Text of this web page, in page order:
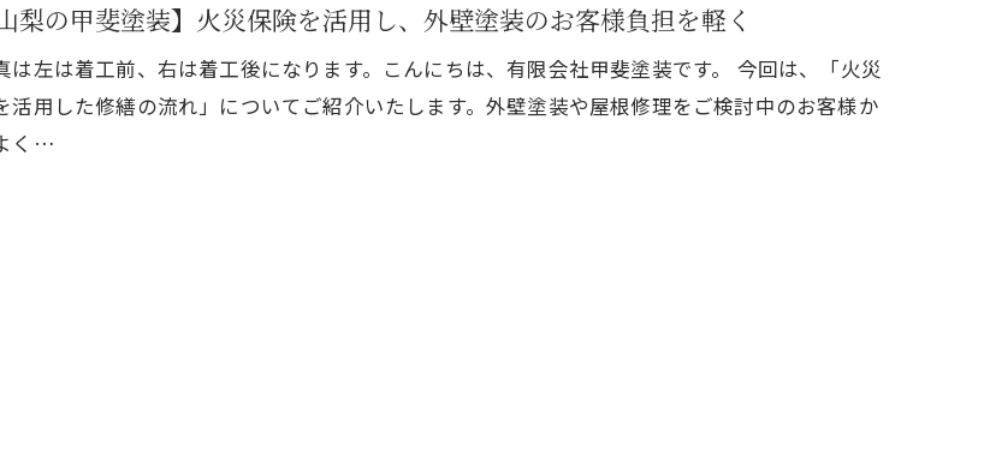
山梨の甲斐塗装】火災保険を活用し、外壁塗装のお客様負担を軽く
は左は着工前、右は着工後になります。こんにちは、有限会社甲斐塗装です。 今回は、「火災
活用した修繕の流れ」についてご紹介いたします。外壁塗装や屋根修理をご検討中のお客様か
く…